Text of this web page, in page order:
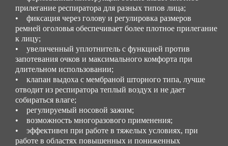
прилегание респиратора для разных типов лица;
• фиксация через голову и регулировка размеров
ремней оголовья обеспечивает более плотное прилегание
к лицу;
• увеличенный уплотнитель с функцией против
запотевания очков и максимального комфорта при
длительном использовании;
• клапан выдоха с мембраной шторного типа, лучше
отводит из респиратора теплый воздух и не дает
собираться влаге;
• регулируемый носовой зажим;
• возможность многоразового применения;
• эффективен при работе в тяжелых условиях, при
работе в областях повышенных и пониженных